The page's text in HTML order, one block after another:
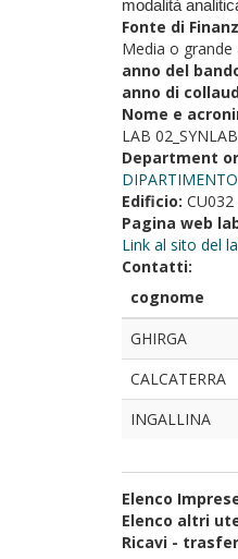
modalità
Fonte di
Media o
anno del
anno di
Nome e
LAB 02_SYNLAB
Department
Edificio:
Pagina web
Link al sito del
Contatti:
cognome
GHIRGA
CALCATERRA
INGALLINA
Elenco
Elenco altri
Ricavi -